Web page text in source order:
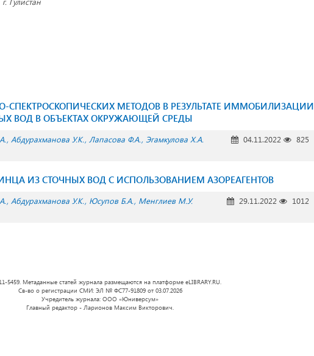
СПЕКТРОСКОПИЧЕСКИХ МЕТОДОВ В РЕЗУЛЬТАТЕ ИММОБИЛИЗАЦИИ
ВОД В ОБЪЕКТАХ ОКРУЖАЮЩЕЙ СРЕДЫ
Абдурахманова У.К. Лапасова Ф.А. Эгамкулова Х.А. 04.11.2022
825
ИЗ СТОЧНЫХ ВОД С ИСПОЛЬЗОВАНИЕМ АЗОРЕАГЕНТОВ
Абдурахманова У.К. Юсупов Б.А. Менглиев М.У. 29.11.2022
1012
5459. Метаданные статей журнала размещаются на платформе eLIBRARY.RU.
Св-во о регистрации СМИ: ЭЛ № ФС77-91809 от 03.07.2026
Учредитель журнала: ООО «Юниверсум»
Главный редактор - Ларионов Максим Викторович.